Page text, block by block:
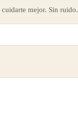
mejor. Sin ruido.